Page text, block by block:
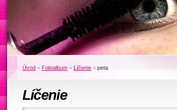
Úvod » Fotoalbum » Líčenie » peta
Líčenie